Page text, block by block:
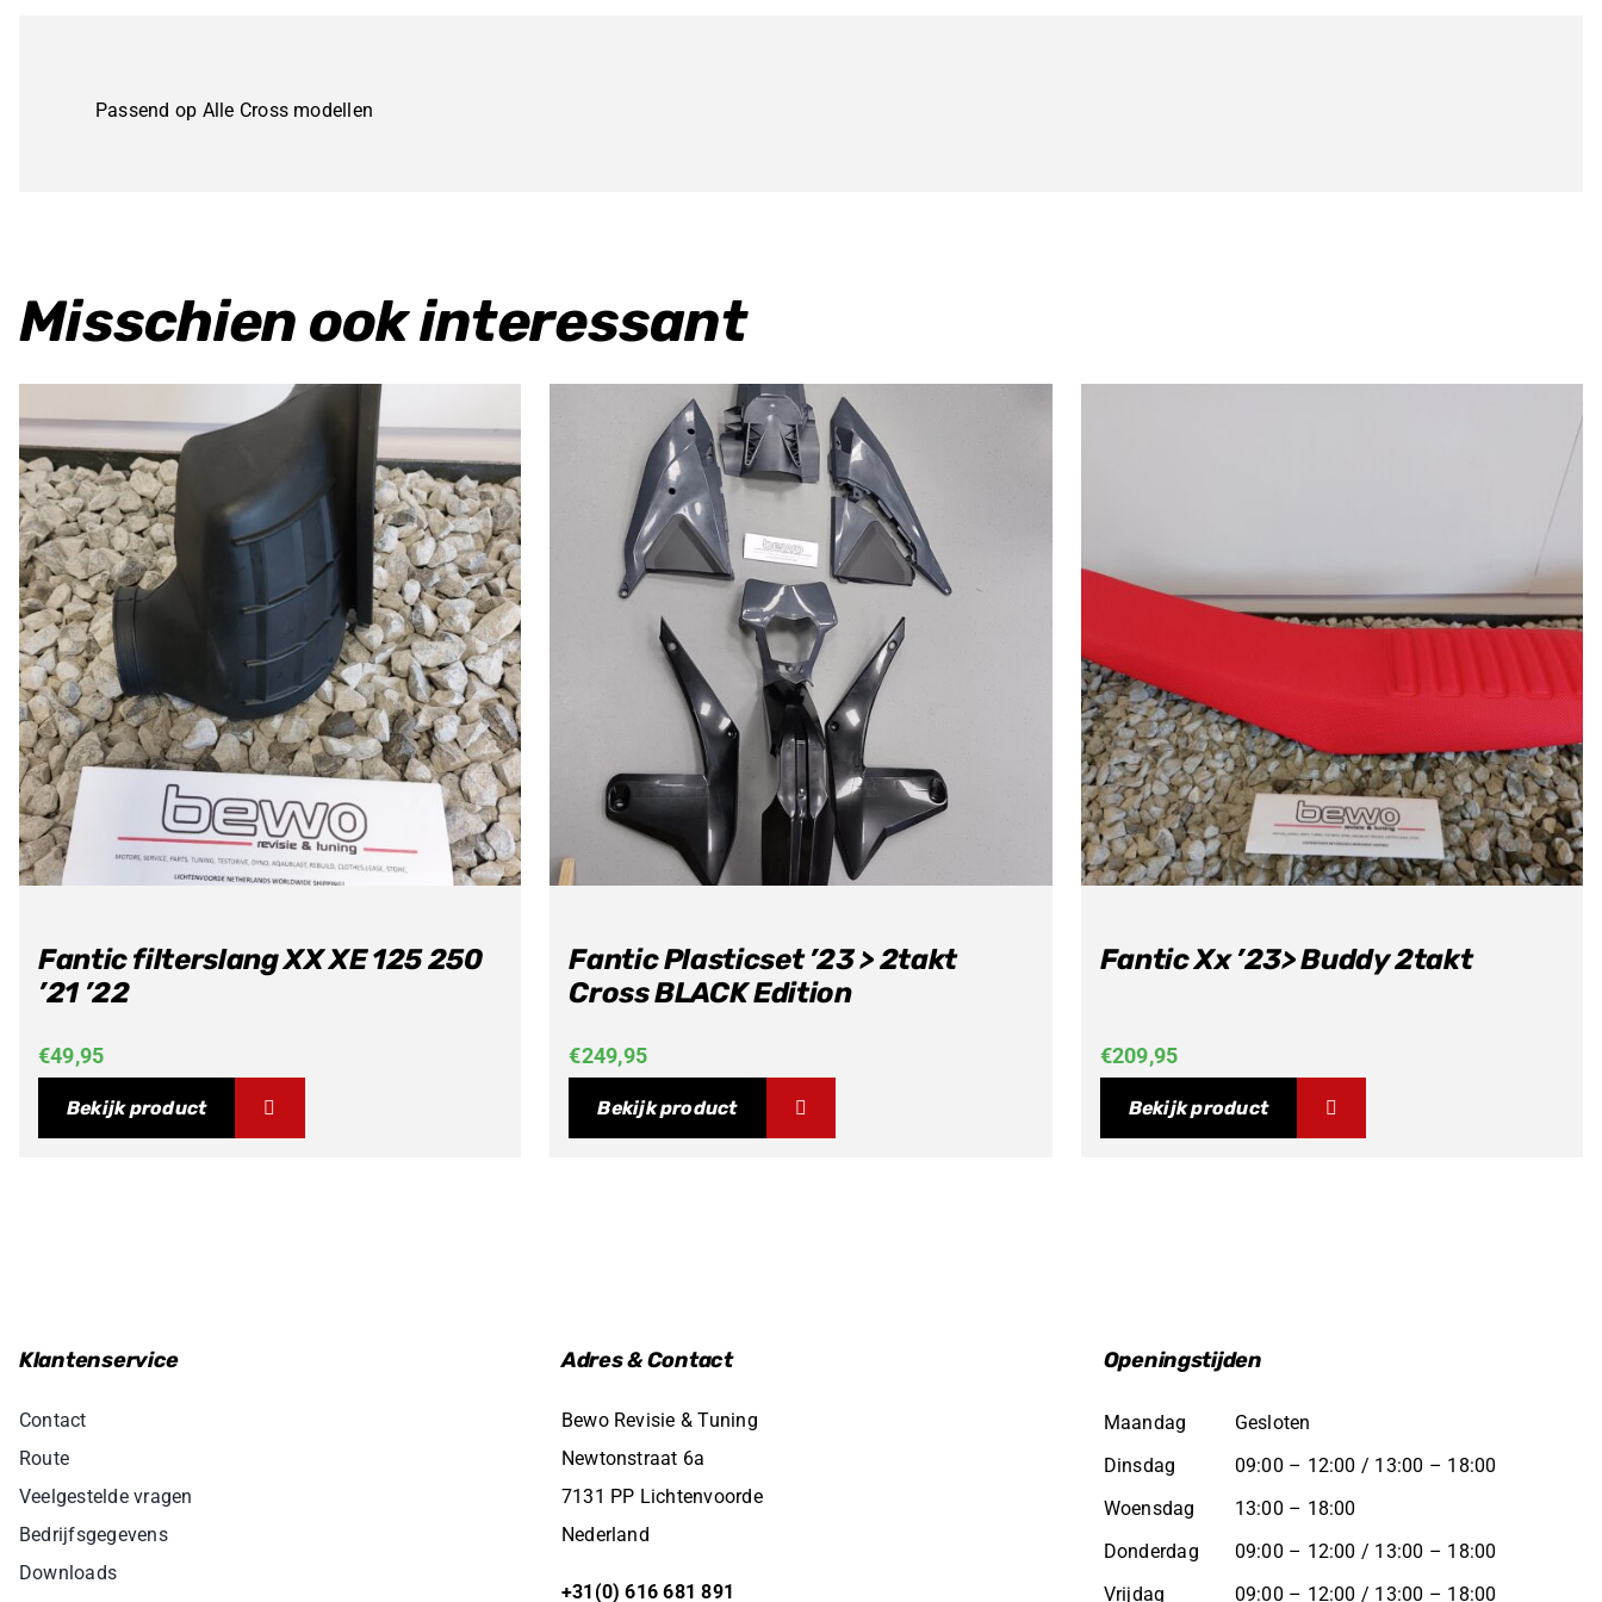
Passend op Alle Cross modellen
Misschien ook interessant
Fantic filterslang XX XE 125 250
’21 ’22
€49,95
Bekijk product
Fantic Plasticset ’23 > 2takt
Cross BLACK Edition
€249,95
Bekijk product
Fantic Xx ’23> Buddy 2takt
€209,95
Bekijk product
Klantenservice
Contact
Route
Veelgestelde vragen
Bedrijfsgegevens
Downloads
Adres & Contact
Bewo Revisie & Tuning
Newtonstraat 6a
7131 PP Lichtenvoorde
Nederland
+31(0) 616 681 891
Openingstijden
Maandag
Gesloten
Dinsdag
09:00 – 12:00 / 13:00 – 18:00
Woensdag
13:00 – 18:00
Donderdag
09:00 – 12:00 / 13:00 – 18:00
Vrijdag
09:00 – 12:00 / 13:00 – 18:00